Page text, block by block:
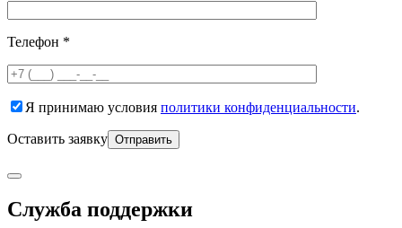
Телефон *
Я принимаю условия политики конфиденциальности.
Оставить заявку
Служба поддержки